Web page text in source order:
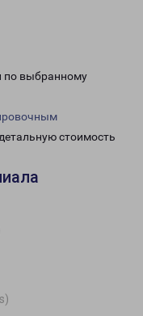
по выбранному
стоимость